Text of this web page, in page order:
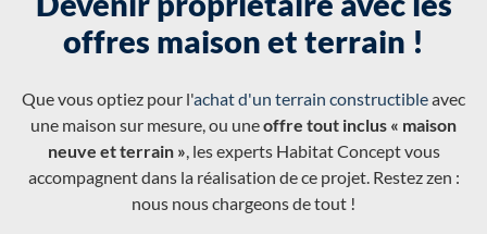
offres maison et terrain !
Que vous optiez pour l'achat d'un terrain constructibleavec
une maison sur mesure, ou uneoffre tout inclus « maison
neuve et terrain », les experts Habitat Concept vous
accompagnent dans la réalisation de ce projet. Restez zen :
nous nous chargeons de tout !